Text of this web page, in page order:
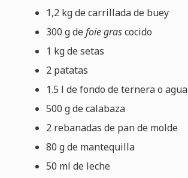
1,2 kg de carrillada de buey
300 g defoie grascocido
1 kg de setas
2 patatas
1.5 l de fondo de ternera o agua
500 g de calabaza
2 rebanadas de pan de molde
80 g de mantequilla
50 ml de leche